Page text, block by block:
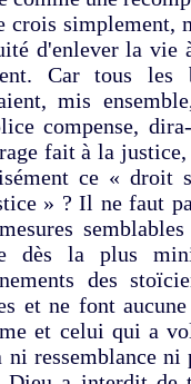
crois simplement,
d'enlever la vie
Car tous les
mis
compense,
fait à la
ce « droit
» ? Il ne faut
dès la plus
des
et ne font
et celui qui a
ni ressemblance ni